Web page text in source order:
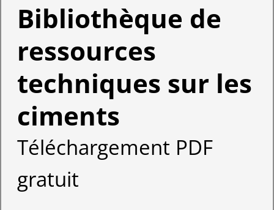
Bibliothèque de
ressources
techniques sur les
ciments
Téléchargement PDF
gratuit